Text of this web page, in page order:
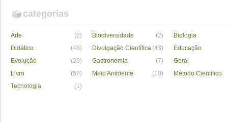
categorias
Arte (2) Biodiversidade (2)
Biologia
Didático
(48) Divulgação Científica (43)
Educação
Evolução
(26) Gastronomia (7)
Geral
Livro
(57) Meio Ambiente (10)
Método Científico
Tecnologia
(1)